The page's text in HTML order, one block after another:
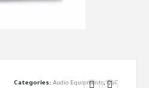
Categories:Audio Equipments,QSC